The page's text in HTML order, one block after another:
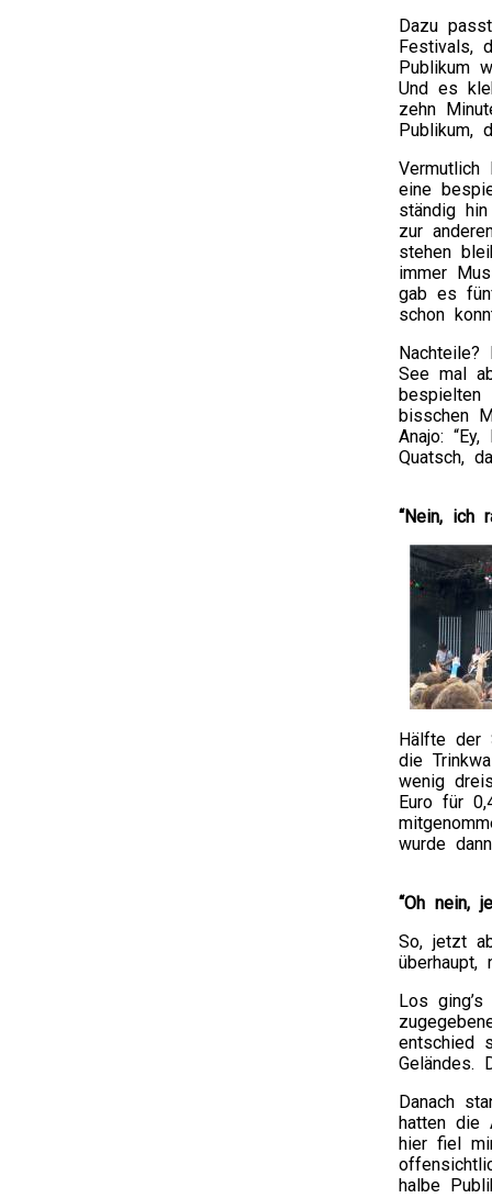
Dazu
Festivals,
Publikum
Und es
zehn
Publikum,
eine
ständig
zur
stehen
immer
gab es
schon
See mal
bespielten
bisschen
Anajo:
Quatsch,
“Nein, ich
Hälfte der
die
wenig
Euro für
wurde
“Oh nein,
So, jetzt
überhaupt,
Los
entschied
Geländes.
Danach
hatten die
hier fiel
halbe